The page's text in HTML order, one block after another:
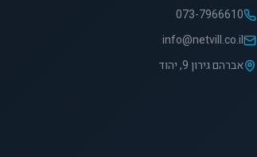
073-7966610
info@netvill.co.il
אברהם גירון 9, יהוד